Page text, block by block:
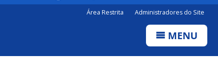
Área Restrita Administradores do Site
MENU